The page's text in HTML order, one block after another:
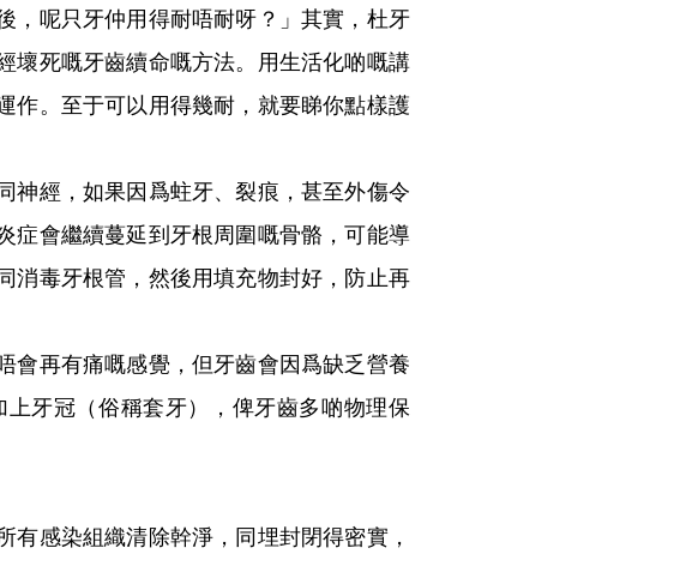
呢只牙仲用得耐唔耐呀？」其實，杜牙
壞死嘅牙齒續命嘅方法。用生活化啲嘅講
作。至于可以用得幾耐，就要睇你點樣護
經，如果因爲蛀牙、裂痕，甚至外傷令
症會繼續蔓延到牙根周圍嘅骨骼，可能導
消毒牙根管，然後用填充物封好，防止再
再有痛嘅感覺，但牙齒會因爲缺乏營養
牙冠（俗稱套牙），俾牙齒多啲物理保
感染組織清除幹淨，同埋封閉得密實，